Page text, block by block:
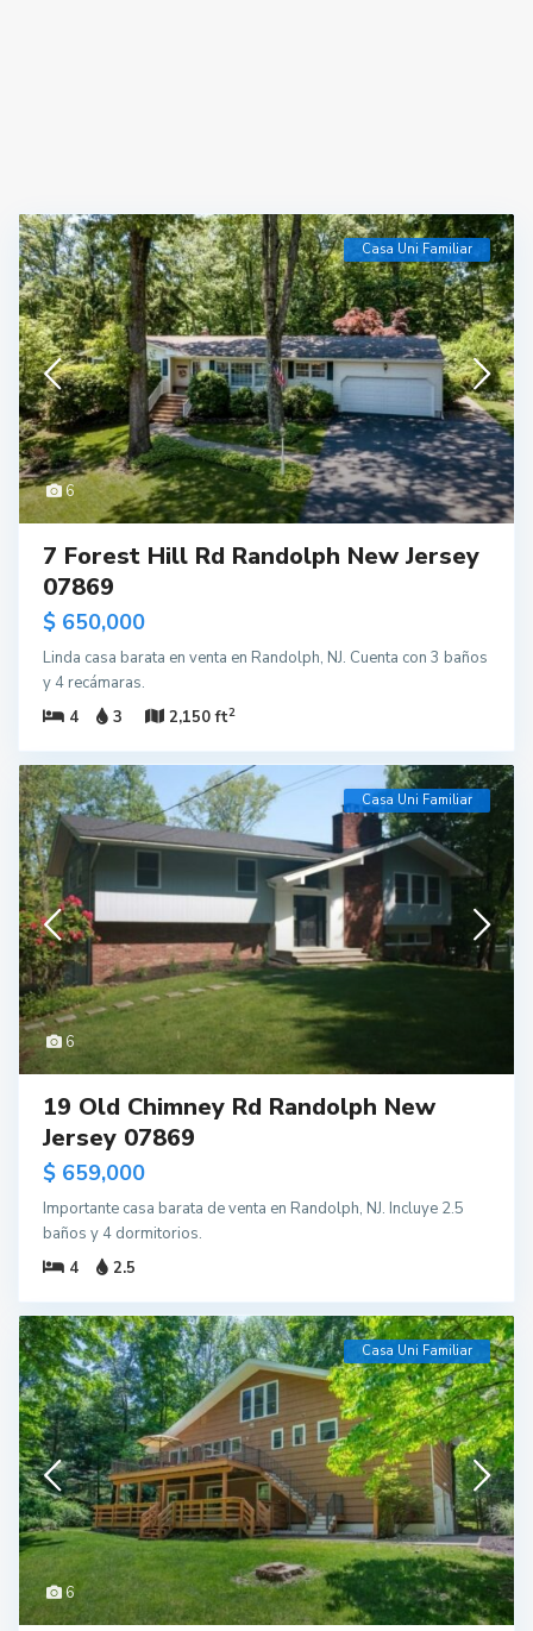
6
Casa Uni Familiar
7 Forest Hill Rd Randolph New Jersey
07869
$ 650,000
Linda casa barata en venta en Randolph, NJ. Cuenta con 3 baños
y 4 recámaras.
4
3 2,150 ft2
6
Casa Uni Familiar
19 Old Chimney Rd Randolph New
Jersey 07869
$ 659,000
Importante casa barata de venta en Randolph, NJ. Incluye 2.5
baños y 4 dormitorios.
4
2.5
6
Casa Uni Familiar